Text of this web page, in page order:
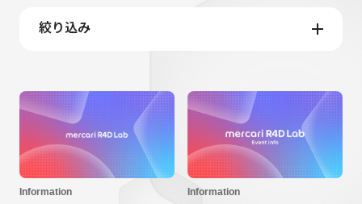
絞り込み
Information Information